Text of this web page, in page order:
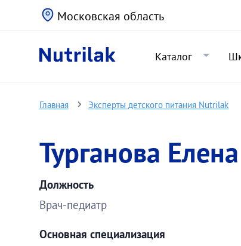
Московская область
Каталог
Главная Эксперты детского питания Nutrilak
Турганова Елена
Должность
Врач-педиатр
Основная специализация